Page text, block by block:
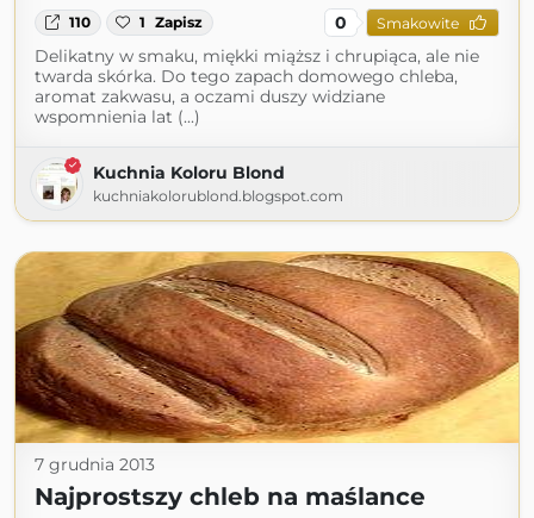
110 1 Zapisz 0 Smakowite
Delikatny w smaku, miękki miąższ i chrupiąca, ale nie
twarda skórka. Do tego zapach domowego chleba,
aromat zakwasu, a oczami duszy widziane
wspomnienia lat (...)
Kuchnia Koloru Blond
kuchniakolorublond.blogspot.com
7 grudnia 2013
Najprostszy chleb na maślance